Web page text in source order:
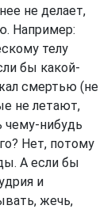
не делает,
Например:
телу
бы какой-
смертью (не
не летают,
чему-нибудь
Нет, потому
А если бы
и
жечь,